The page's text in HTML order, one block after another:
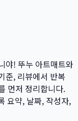
야! 뚜누 아트매트와
준, 리뷰에서 반복
먼저 정리합니다.
요약, 날짜, 작성자,